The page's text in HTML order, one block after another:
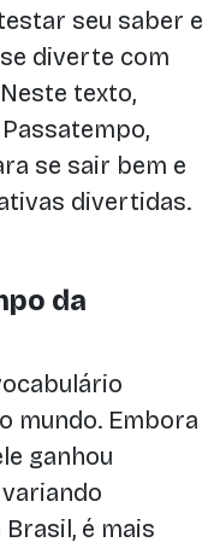
seu saber e
diverte com
texto,
se sair bem e
divertidas.
da
mundo. Embora
ganhou
é mais